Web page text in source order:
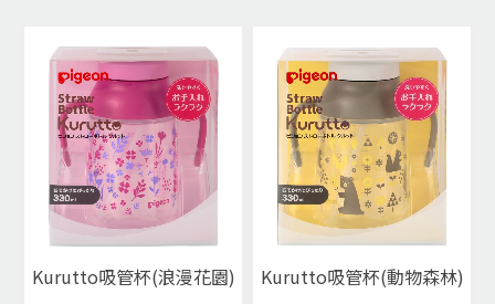
Kurutto吸管杯(浪漫花園)
Kurutto吸管杯(動物森林)